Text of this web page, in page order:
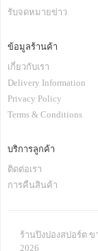
รับจดหมายข่าว
ข้อมูลร้านค้า
เกี่ยวกับเรา
Delivery Information
Privacy Policy
Terms & Conditions
บริการลูกค้า
ติดต่อเรา
การคืนสินค้า
ร้านปิงปองสปอร์ต
2026